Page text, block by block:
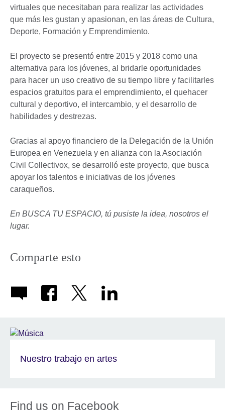
virtuales que necesitaban para realizar las actividades
que más les gustan y apasionan, en las áreas de Cultura,
Deporte, Formación y Emprendimiento.
El proyecto se presentó entre 2015 y 2018 como una
alternativa para los jóvenes, al bridarle oportunidades
para hacer un uso creativo de su tiempo libre y facilitarles
espacios gratuitos para el emprendimiento, el quehacer
cultural y deportivo, el intercambio, y el desarrollo de
habilidades y destrezas.
Gracias al apoyo financiero de la Delegación de la Unión
Europea en Venezuela y en alianza con la Asociación
Civil Collectivox, se desarrolló este proyecto, que busca
apoyar los talentos e iniciativas de los jóvenes
caraqueños.
En BUSCA TU ESPACIO, tú pusiste la idea, nosotros el
lugar.
Comparte esto
Nuestro trabajo en artes
Find us on Facebook